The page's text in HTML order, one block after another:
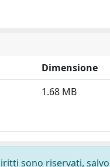
Dimensione
1.68 MB
sono riservati,